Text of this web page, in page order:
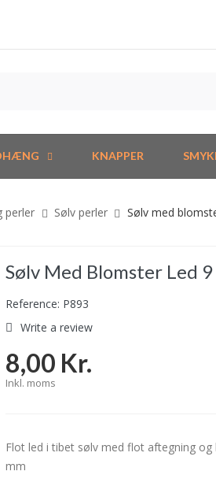
KNAPPER
perler Sølv perler Sølv med
Sølv Med Blomster Led
Reference: P893
Write a review
8,00 Kr.
Inkl. moms
Flot led i tibet sølv med flot aftegning
mm